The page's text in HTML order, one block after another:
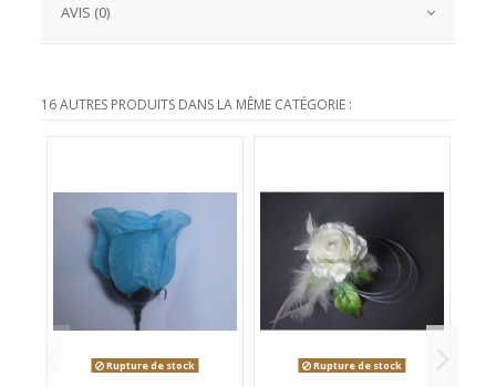
AVIS (0)
16 AUTRES PRODUITS DANS LA MÊME CATÉGORIE :
Rupture de stock Rupture de stock